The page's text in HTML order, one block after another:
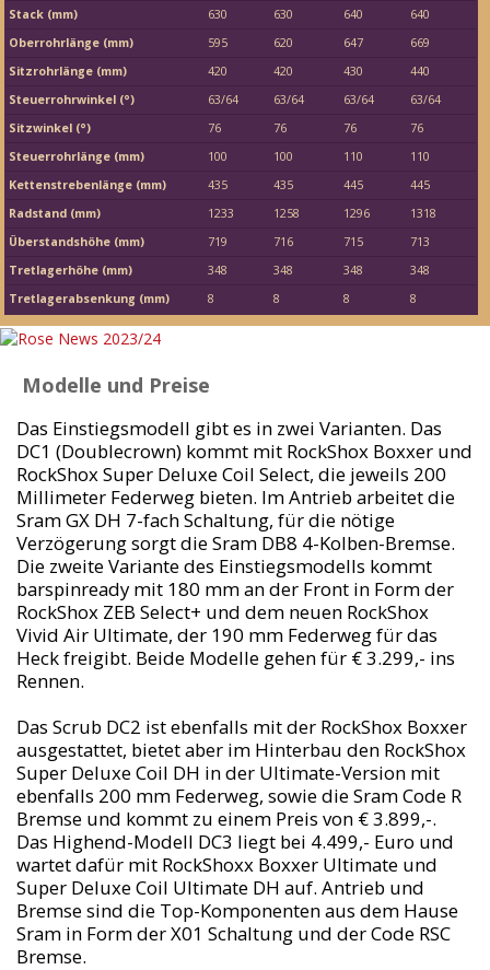
Stack (mm)
630 630 640
640
Oberrohrlänge (mm)
595 620 647
669
Sitzrohrlänge (mm)
420 420 430
440
Steuerrohrwinkel (°)
63/64 63/64 63/64
63/64
Sitzwinkel (°)
76 76 76
76
Steuerrohrlänge (mm)
100 100 110
110
Kettenstrebenlänge (mm)
435 435 445
445
Radstand (mm)
1233 1258 1296
1318
Überstandshöhe (mm)
719 716 715
713
Tretlagerhöhe (mm)
348 348 348
348
Tretlagerabsenkung (mm)
8 8 8 8
Modelle und Preise
Das Einstiegsmodell gibt es in zwei Varianten. Das
DC1 (Doublecrown) kommt mit RockShox Boxxer und
RockShox Super Deluxe Coil Select, die jeweils 200
Millimeter Federweg bieten. Im Antrieb arbeitet die
Sram GX DH 7-fach Schaltung, für die nötige
Verzögerung sorgt die Sram DB8 4-Kolben-Bremse.
Die zweite Variante des Einstiegsmodells kommt
barspinready mit 180 mm an der Front in Form der
RockShox ZEB Select+ und dem neuen RockShox
Vivid Air Ultimate, der 190 mm Federweg für das
Heck freigibt. Beide Modelle gehen für € 3.299,- ins
Rennen.
Das Scrub DC2 ist ebenfalls mit der RockShox Boxxer
ausgestattet, bietet aber im Hinterbau den RockShox
Super Deluxe Coil DH in der Ultimate-Version mit
ebenfalls 200 mm Federweg, sowie die Sram Code R
Bremse und kommt zu einem Preis von € 3.899,-.
Das Highend-Modell DC3 liegt bei 4.499,- Euro und
wartet dafür mit RockShoxx Boxxer Ultimate und
Super Deluxe Coil Ultimate DH auf. Antrieb und
Bremse sind die Top-Komponenten aus dem Hause
Sram in Form der X01 Schaltung und der Code RSC
Bremse.